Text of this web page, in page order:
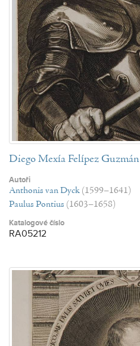
Diego Mexía Felípez Guzmán
Autoři
Anthonis van Dyck (1599–1641)
Paulus Pontius (1603–1658)
Katalogové číslo
RA05212